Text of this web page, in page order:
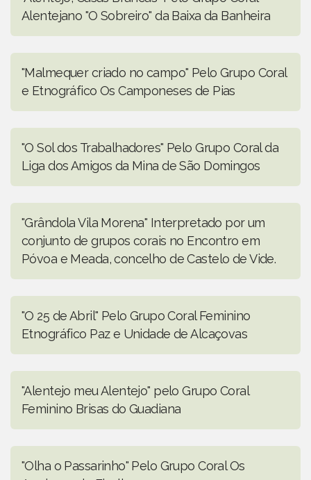
Alentejano "O Sobreiro" da Baixa da Banheira
"Malmequer criado no campo" Pelo Grupo Coral
e Etnográfico Os Camponeses de Pias
"O Sol dos Trabalhadores" Pelo Grupo Coral da
Liga dos Amigos da Mina de São Domingos
"Grândola Vila Morena" Interpretado por um
conjunto de grupos corais no Encontro em
Póvoa e Meada, concelho de Castelo de Vide.
"O 25 de Abril" Pelo Grupo Coral Feminino
Etnográfico Paz e Unidade de Alcaçovas
"Alentejo meu Alentejo" pelo Grupo Coral
Feminino Brisas do Guadiana
"Olha o Passarinho" Pelo Grupo Coral Os